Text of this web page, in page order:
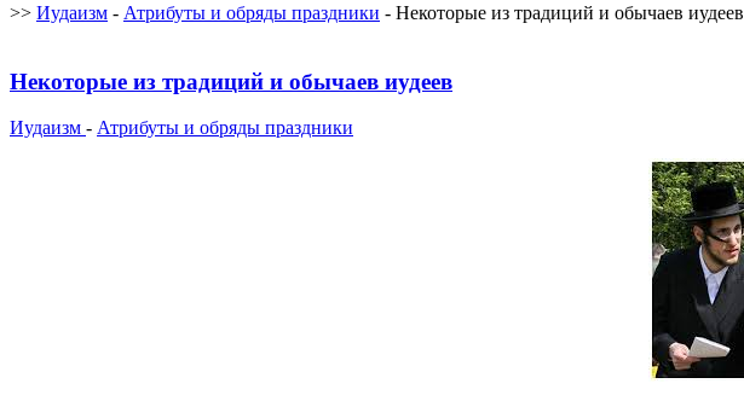
>> Иудаизм - Атрибуты и обряды праздники - Некоторые из традиций и обычаев иудеев
Некоторые из традиций и обычаев иудеев
Иудаизм - Атрибуты и обряды праздники